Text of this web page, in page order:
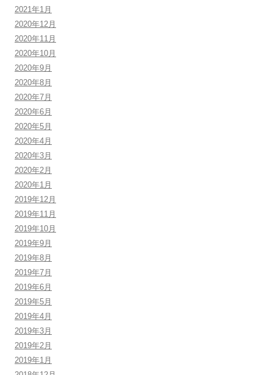
2021年1月
2020年12月
2020年11月
2020年10月
2020年9月
2020年8月
2020年7月
2020年6月
2020年5月
2020年4月
2020年3月
2020年2月
2020年1月
2019年12月
2019年11月
2019年10月
2019年9月
2019年8月
2019年7月
2019年6月
2019年5月
2019年4月
2019年3月
2019年2月
2019年1月